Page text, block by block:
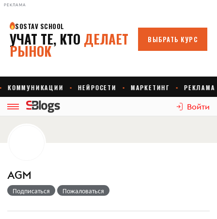
РЕКЛАМА
Войти
AGM
Подписаться Пожаловаться